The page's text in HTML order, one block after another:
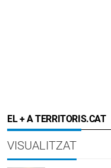
EL + A TERRITORIS.CAT
VISUALITZAT